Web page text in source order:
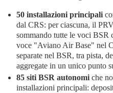
50 installazioni principali
dal CRS: per ciascuna, il
sommando tutte le voci BSR
voce "Aviano Air Base" nel
separate nel BSR, tra pista,
aggregate in un unico punto
85 siti BSR autonomi che
installazioni principali: